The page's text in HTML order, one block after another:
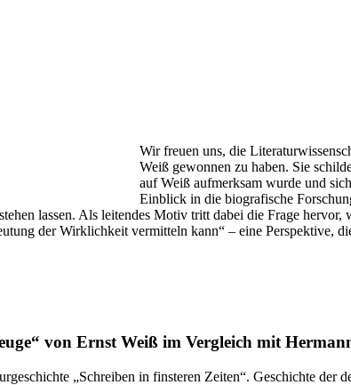
Wir freuen uns, die
Weiß gewonnen zu haben. Sie
auf Weiß aufmerksam wurde und
Einblick in die biografische
lassen. Als leitendes Motiv tritt dabei die Frage
der Wirklichkeit vermitteln kann“ – eine
von Ernst Weiß im Vergleich mit
„Schreiben in finsteren Zeiten“. Geschichte der